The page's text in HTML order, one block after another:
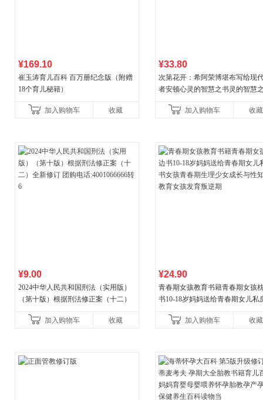
¥169.10
崔玉涛育儿百科 百万册纪念版（附赠
18个育儿秘籍）
加入购物车 收藏
¥33.80
次第花开：希阿荣博堪布写给现
者安顿心灵的智慧之书灵的智慧
加入购物车 收藏
¥9.00
2024中华人民共和国刑法（实用版）
（第十版）根据刑法修正案（十二）
加入购物车
收藏
¥24.90
青春期女孩教育书籍青春期女孩
书10-18岁妈妈送给青春期女儿私
育女孩发育叛逆期
加入购物车 收藏